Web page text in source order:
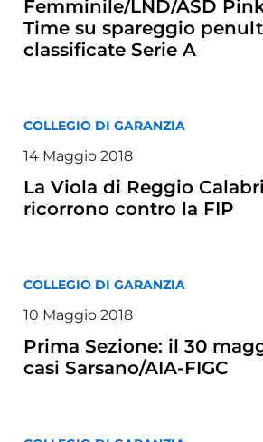
Femminile/LND/ASD
Time su spareggio
classificate Serie A
COLLEGIO DI GARANZIA
14 Maggio 2018
La Viola di Reggio
ricorrono contro la FIP
COLLEGIO DI GARANZIA
10 Maggio 2018
Prima Sezione: il 30
casi Sarsano/AIA-FIGC